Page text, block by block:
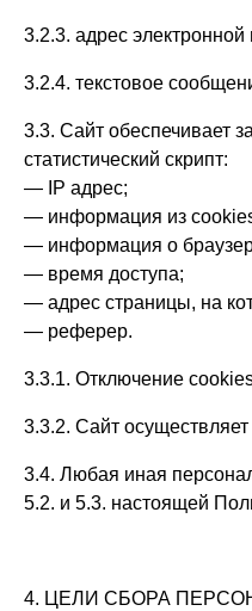
3.2.3. адрес
3.2.4. текстовое
3.3. Сайт обеспечивает
статистический скрипт:
— IP адрес;
— информация из
— информация о
— время доступа;
— адрес страницы, на
— реферер.
3.3.1. Отключение
3.3.2. Сайт
3.4. Любая иная
5.2. и 5.3. настоящей
4. ЦЕЛИ СБОРА